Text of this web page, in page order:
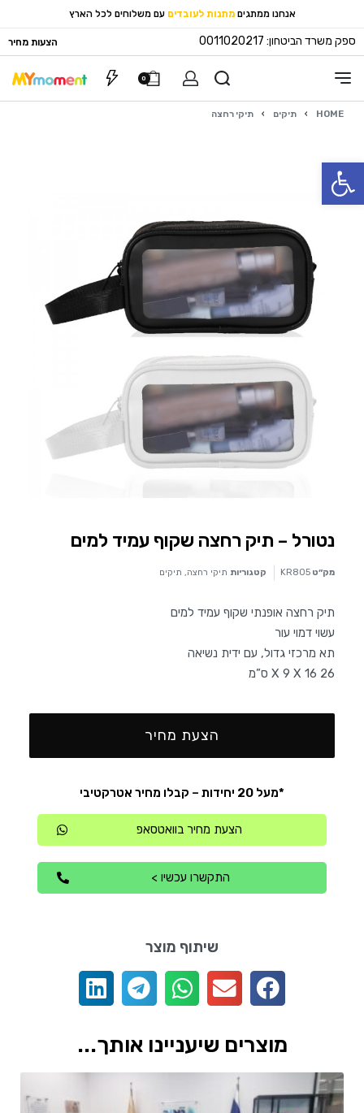
פתח סרגל נגישות
אנחנו ממתגים מתנות לעובדים עם משלוחים לכל הארץ
ספק משרד הביטחון: 0011020217 הצעות מחיר
0
HOME
› תיקים › תיקי רחצה
נטורל – תיק רחצה שקוף עמיד למים
מק״ט KR805 קטגוריות תיקי רחצה, תיקים
תיק רחצה אופנתי שקוף עמיד למים
עשוי דמוי עור
תא מרכזי גדול, עם ידית נשיאה
26 X 9 X 16 ס”מ
הצעת מחיר
*מעל 20 יחידות – קבלו מחיר אטרקטיבי
הצעת מחיר בוואטסאפ
התקשרו עכשיו >
שיתוף מוצר
מוצרים שיעניינו אותך...